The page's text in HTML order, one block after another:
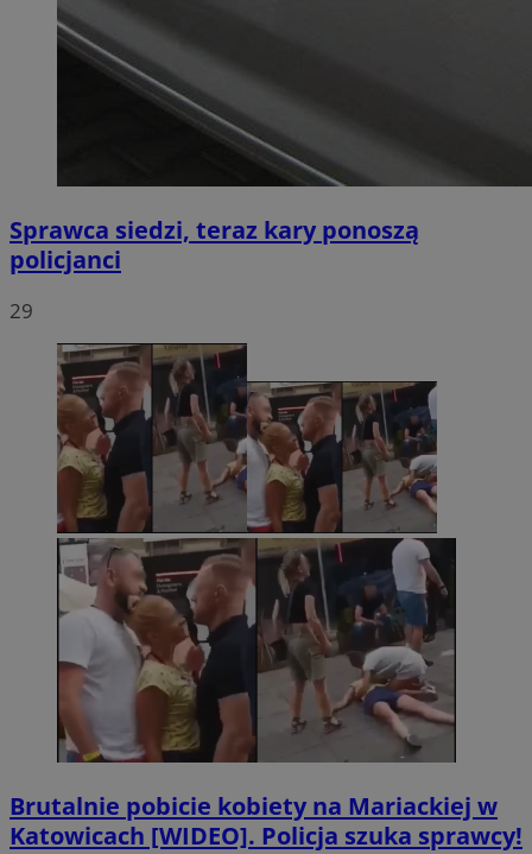
Sprawca siedzi, teraz kary ponoszą
policjanci
29
Brutalnie pobicie kobiety na Mariackiej w
Katowicach [WIDEO]. Policja szuka sprawcy!